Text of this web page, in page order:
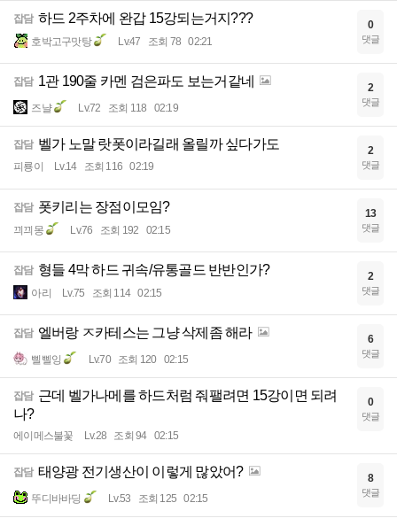
잡담 하드 2주차에 완갑 15강되는거지???
호박고구맛탕 Lv.47 조회 78 02:21
0
댓글
잡담 1관 190줄 카멘 검은파도 보는거같네
즈냘 Lv.72 조회 118 02:19
2
댓글
잡담 벨가 노말 랏폿이라길래 올릴까 싶다가도
피룡이 Lv.14 조회 116 02:19
2
댓글
잡담 폿키리는 장점이모임?
끠끠몽 Lv.76 조회 192 02:15
13
댓글
잡담 형들 4막 하드 귀속/유통골드 반반인가?
아리 Lv.75 조회 114 02:15
2
댓글
잡담 엘버랑 ㅈ카테스는 그냥 삭제좀 해라
삘삘잉 Lv.70 조회 120 02:15
6
댓글
잡담 근데 벨가나메를 하드처럼 줘팰려면 15강이면 되려
나?
에이메스불꽃 Lv.28 조회 94 02:15
0
댓글
잡담 태양광 전기생산이 이렇게 많았어?
뚜디바바딩 Lv.53 조회 125 02:15
8
댓글